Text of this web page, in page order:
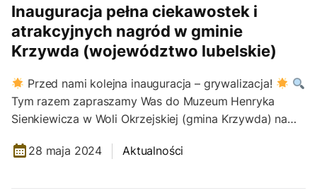
Inauguracja pełna ciekawostek i
atrakcyjnych nagród w gminie
Krzywda (województwo lubelskie)
Przed nami kolejna inauguracja – grywalizacja!
Tym razem zapraszamy Was do Muzeum Henryka
Sienkiewicza w Woli Okrzejskiej (gmina Krzywda) na…
28 maja 2024 Aktualności